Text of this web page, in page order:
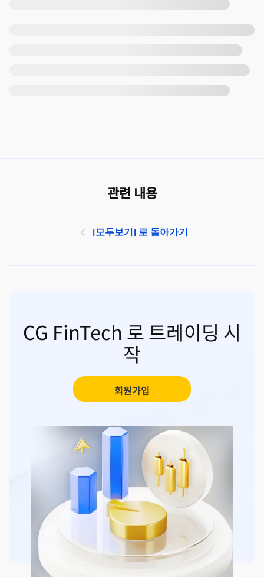
관련 내용
[모두보기] 로 돌아가기
CG FinTech 로 트레이딩 시
작
회원가입